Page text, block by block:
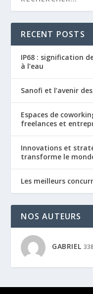
RECENT POSTS
IP68 : signification
à l’eau
Sanofi et l’avenir
Espaces de
freelances et
Innovations et
transforme le
Les meilleurs
NOS AUTEURS
GABRIEL